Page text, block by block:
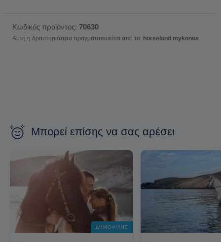
Κωδικός προϊόντος: 70630
Αυτή η δραστηριότητα πραγματοποιείται από το: horseland mykonos
Μπορεί επίσης να σας αρέσει
ΔΗΜΟΦΙΛΉΣ